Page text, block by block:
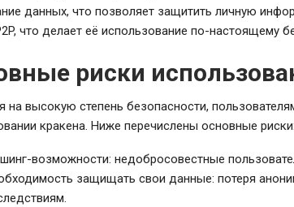
данных, что позволяет защитить личную
что делает её использование по-настоящему
риски
на высокую степень безопасности,
кракена. Ниже перечислены основные риски:
возможности: недобросовестные
защищать свои данные: потеря